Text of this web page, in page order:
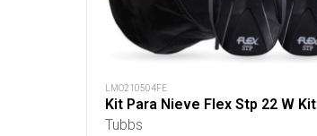
LMO210504FE
Kit Para Nieve Flex Stp 22 W Kit
Tubbs